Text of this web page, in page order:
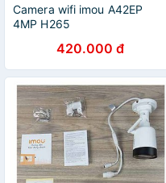
Camera wifi imou A42EP
4MP H265
420.000 đ